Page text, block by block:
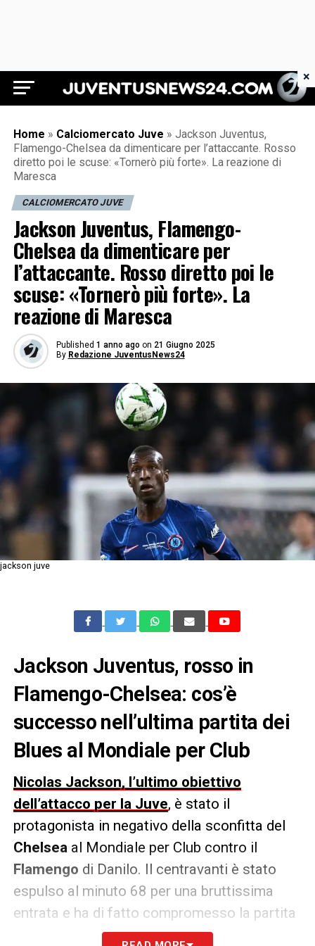
Juventus News 24
Home » Calciomercato Juve » Jackson Juventus,
Flamengo-Chelsea da dimenticare per l’attaccante. Rosso
diretto poi le scuse: «Tornerò più forte». La reazione di
Maresca
CALCIOMERCATO JUVE
Jackson Juventus, Flamengo-
Chelsea da dimenticare per
l’attaccante. Rosso diretto poi le
scuse: «Tornerò più forte». La
reazione di Maresca
Published 1 anno ago on 21 Giugno 2025
By Redazione JuventusNews24
jackson juve
Jackson Juventus, rosso in
Flamengo-Chelsea: cos’è
successo nell’ultima partita dei
Blues al Mondiale per Club
Nicolas Jackson, l’ultimo obiettivo
dell’attacco per la Juve, è stato il
protagonista in negativo della sconfitta del
Chelsea al Mondiale per Club contro il
Flamengo di Danilo. Il centravanti è stato
espulso al minuto 68 per una bruttissima
entrata e ha di fatto compromesso la partita
sul 2-1. «Cosa ne penso? Era un
×